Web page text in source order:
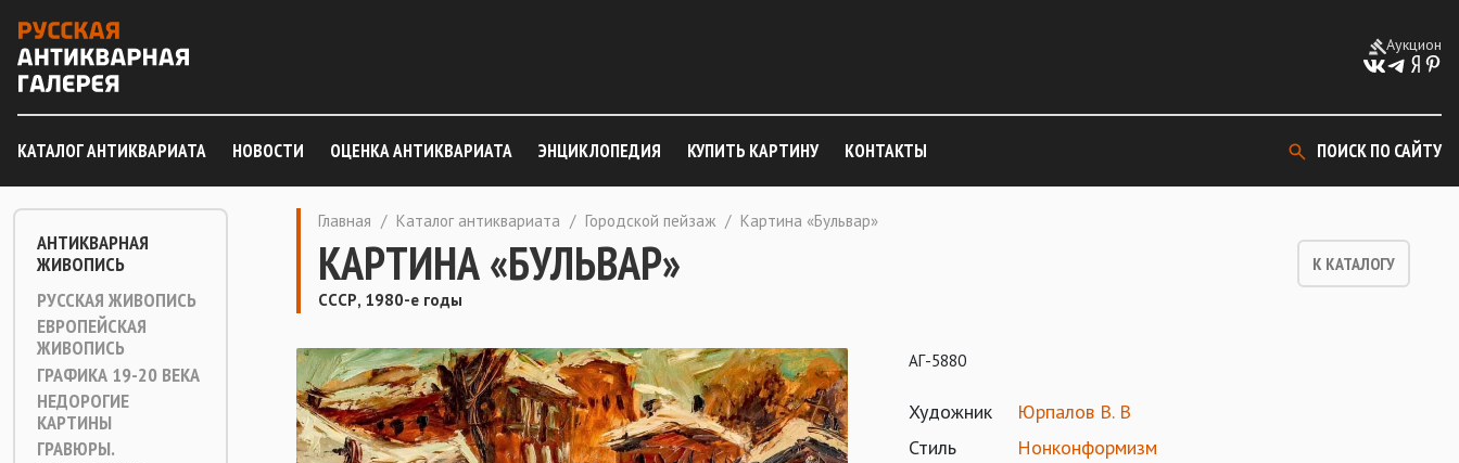
Аукцион
КАТАЛОГ АНТИКВАРИАТА НОВОСТИ ОЦЕНКА АНТИКВАРИАТА ЭНЦИКЛОПЕДИЯ КУПИТЬ КАРТИНУ КОНТАКТЫ ПОИСК ПО САЙТУ
АНТИКВАРНАЯ
ЖИВОПИСЬ
РУССКАЯ ЖИВОПИСЬ
ЕВРОПЕЙСКАЯ
ЖИВОПИСЬ
ГРАФИКА 19-20 ВЕКА
НЕДОРОГИЕ
КАРТИНЫ
ГРАВЮРЫ.
Главная / Каталог антиквариата / Городской пейзаж / Картина «Бульвар»
КАРТИНА «БУЛЬВАР» К КАТАЛОГУ
СССР, 1980-е годы
АГ-5880
Художник
Юрпалов В. В
Стиль
Нонконформизм